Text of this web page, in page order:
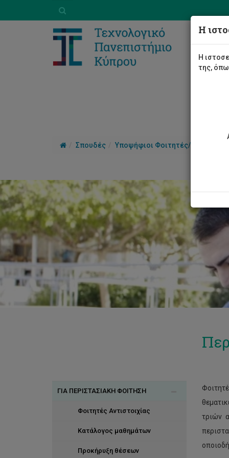
Σπουδές Υποψήφιοι Φοιτητές/τριες
ΓΙΑ ΠΕΡΙΣΤΑΣΙΑΚΗ ΦΟΙΤΗΣΗ
Φοιτητές Αντιστοιχίας
Κατάλογος μαθημάτων
Προκήρυξη θέσεων
τριών
Η
Η
της,